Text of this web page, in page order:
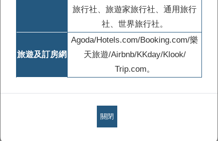
最高現折12%
旅行社、旅遊家旅行社、通用旅行
社、世界旅行社。
旅遊及訂房網
Agoda/Hotels.com/Booking.com/樂
天旅遊/Airbnb/KKday/Klook/
Trip.com。
關閉